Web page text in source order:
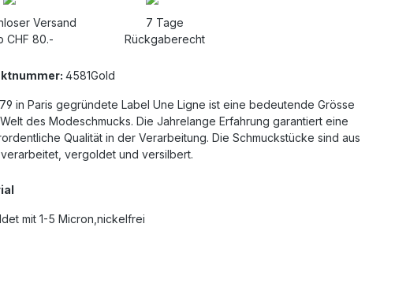
Versand
CHF 80.-
7 Tage
Rückgaberecht
4581Gold
in Paris gegründete Label Une Ligne ist eine bedeutende Grösse
des Modeschmucks. Die Jahrelange Erfahrung garantiert eine
Qualität in der Verarbeitung. Die Schmuckstücke sind aus
vergoldet und versilbert.
mit 1-5 Micron,nickelfrei